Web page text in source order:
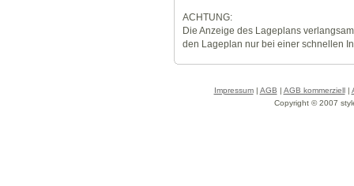
ACHTUNG:
Die Anzeige des Lageplans
den Lageplan nur bei einer schnellen
Impressum| AGB | AGB kommerziell|
Copyright © 2007